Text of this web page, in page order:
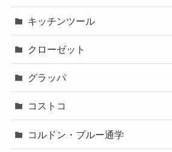
キッチンツール
クローゼット
グラッパ
コストコ
コルドン・ブルー通学